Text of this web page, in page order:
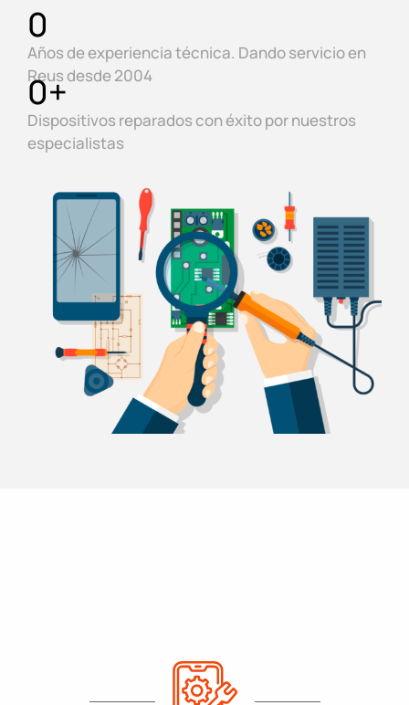
Años de experiencia técnica. Dando servicio en
Reus desde 2004
0
Dispositivos reparados con éxito por nuestros
especialistas
0+